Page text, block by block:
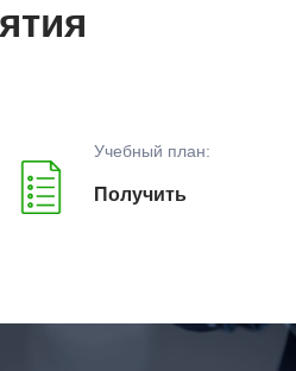
Учебный план:
Получить